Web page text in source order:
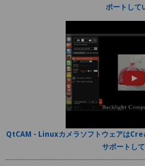
ポートして
QtCAM - Linuxカメラソフトウェアは
サポートし